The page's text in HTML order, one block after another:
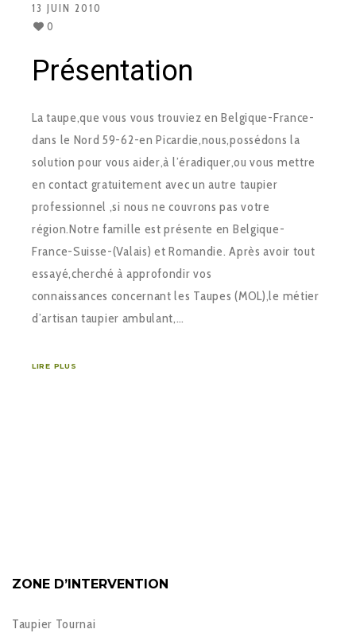
13 JUIN 2010
0
Présentation
La taupe,que vous vous trouviez en Belgique-France-
dans le Nord 59-62-en Picardie,nous,possédons la
solution pour vous aider,à l’éradiquer,ou vous mettre
en contact gratuitement avec un autre taupier
professionnel ,si nous ne couvrons pas votre
région.Notre famille est présente en Belgique-
France-Suisse-(Valais) et Romandie. Après avoir tout
essayé,cherché à approfondir vos
connaissances concernant les Taupes (MOL),le métier
d’artisan taupier ambulant,…
LIRE PLUS
ZONE D’INTERVENTION
Taupier Tournai